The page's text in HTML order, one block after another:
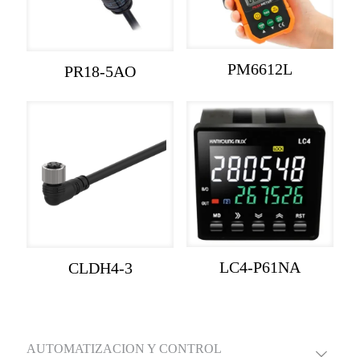
PR18-5AO PM6612L
CLDH4-3 LC4-P61NA
AUTOMATIZACION Y CONTROL